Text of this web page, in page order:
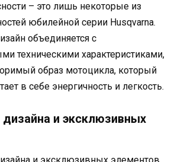
– это лишь некоторые из
юбилейной серии Husqvarna.
объединяется с
техническими характеристиками,
образ мотоцикла, который
в себе энергичность и легкость.
и эксклюзивных